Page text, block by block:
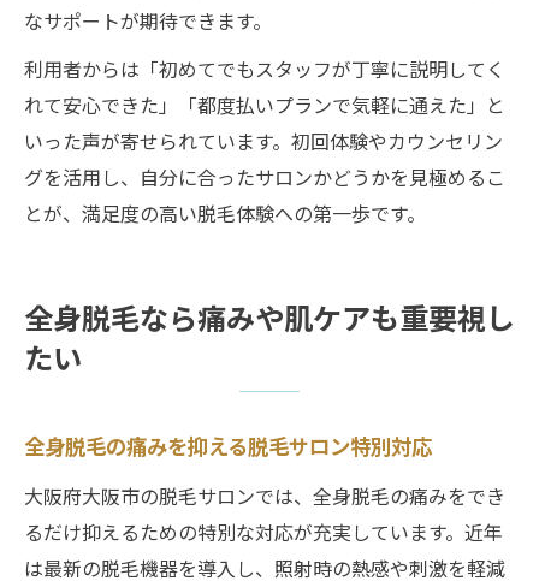
なサポートが期待できます。
利用者からは「初めてでもスタッフが丁寧に説明してく
れて安心できた」「都度払いプランで気軽に通えた」と
いった声が寄せられています。初回体験やカウンセリン
グを活用し、自分に合ったサロンかどうかを見極めるこ
とが、満足度の高い脱毛体験への第一歩です。
全身脱毛なら痛みや肌ケアも重要視し
たい
全身脱毛の痛みを抑える脱毛サロン特別対応
大阪府大阪市の脱毛サロンでは、全身脱毛の痛みをでき
るだけ抑えるための特別な対応が充実しています。近年
は最新の脱毛機器を導入し、照射時の熱感や刺激を軽減